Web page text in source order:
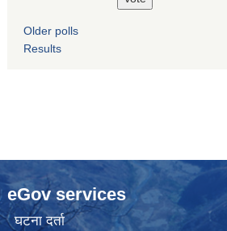
Older polls
Results
eGov services
घटना दर्ता